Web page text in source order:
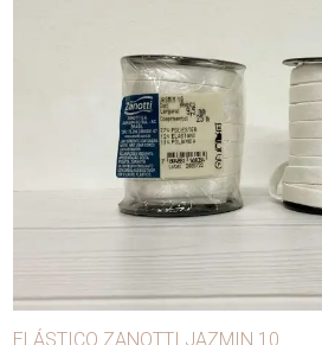
ELÁSTICO ZANOTTI JAZMIN 10